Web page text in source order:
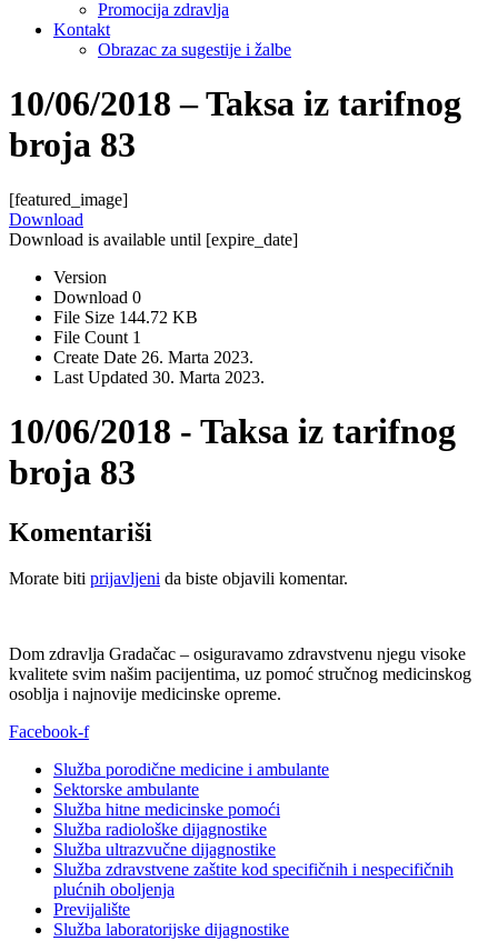
Promocija zdravlja
Kontakt
Obrazac za sugestije i žalbe
10/06/2018 – Taksa iz tarifnog
broja 83
[featured_image]
Download
Download is available until [expire_date]
Version
Download 0
File Size 144.72 KB
File Count 1
Create Date 26. Marta 2023.
Last Updated 30. Marta 2023.
10/06/2018 - Taksa iz tarifnog
broja 83
Komentariši
Morate biti prijavljeni da biste objavili komentar.
Dom zdravlja Gradačac – osiguravamo zdravstvenu njegu visoke
kvalitete svim našim pacijentima, uz pomoć stručnog medicinskog
osoblja i najnovije medicinske opreme.
Facebook-f
Služba porodične medicine i ambulante
Sektorske ambulante
Služba hitne medicinske pomoći
Služba radiološke dijagnostike
Služba ultrazvučne dijagnostike
Služba zdravstvene zaštite kod specifičnih i nespecifičnih
plućnih oboljenja
Previjalište
Služba laboratorijske dijagnostike